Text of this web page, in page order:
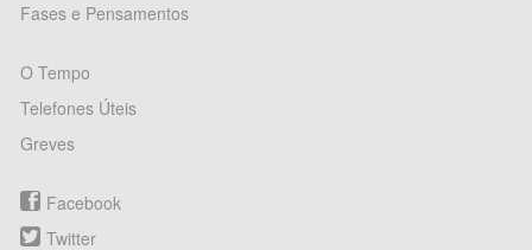
Fases e Pensamentos
O Tempo
Telefones Úteis
Greves
Facebook
Twitter